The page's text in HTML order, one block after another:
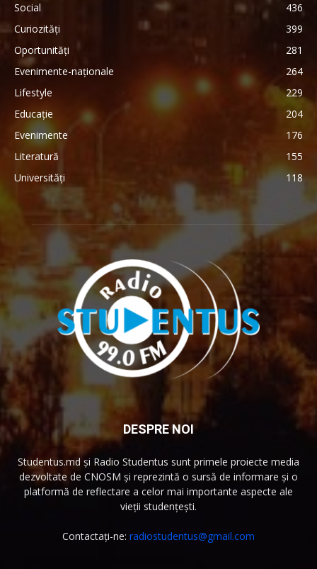
Social
436
Curiozități
399
Oportunități
281
Evenimente-naționale
264
Lifestyle
229
Educație
204
Evenimente
176
Literatură
155
Universități
118
DESPRE NOI
Studentus.md și Radio Studentus sunt primele proiecte media
dezvoltate de CNOSM și reprezintă o sursă de informare și o
platformă de reflectare a celor mai importante aspecte ale
vieții studențești.
Contactați-ne: radiostudentus@gmail.com